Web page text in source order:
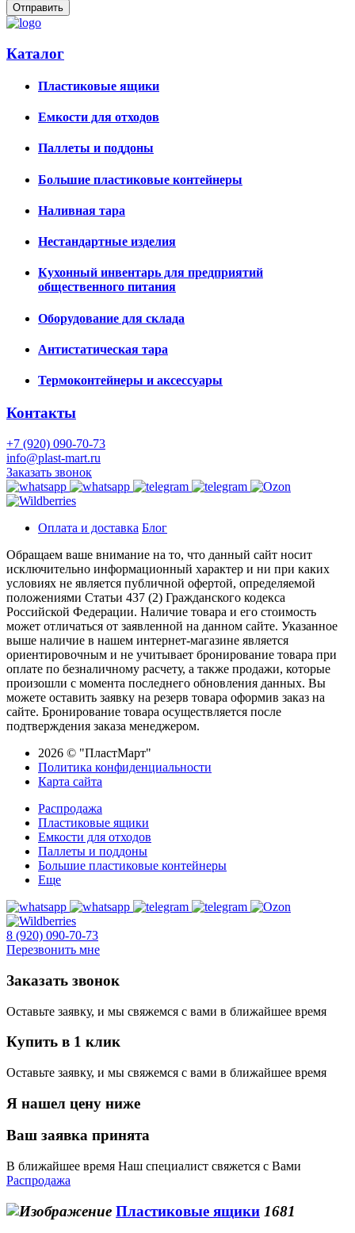
Каталог
Пластиковые ящики
Емкости для отходов
Паллеты и поддоны
Большие пластиковые контейнеры
Наливная тара
Нестандартные изделия
Кухонный инвентарь для предприятий
общественного питания
Оборудование для склада
Антистатическая тара
Термоконтейнеры и аксессуары
Контакты
+7 (920) 090-70-73
info@plast-mart.ru
Заказать звонок
Оплата и доставка Блог
Обращаем ваше внимание на то, что данный сайт носит
исключительно информационный характер и ни при каких
условиях не является публичной офертой, определяемой
положениями Статьи 437 (2) Гражданского кодекса
Российской Федерации. Наличие товара и его стоимость
может отличаться от заявленной на данном сайте. Указанное
выше наличие в нашем интернет-магазине является
ориентировочным и не учитывает бронирование товара при
оплате по безналичному расчету, а также продажи, которые
произошли с момента последнего обновления данных. Вы
можете оставить заявку на резерв товара оформив заказ на
сайте. Бронирование товара осуществляется после
подтверждения заказа менеджером.
2026 © "ПластМарт"
Политика конфиденциальности
Карта сайта
Распродажа
Пластиковые ящики
Емкости для отходов
Паллеты и поддоны
Большие пластиковые контейнеры
Еще
8 (920) 090-70-73
Перезвонить мне
Заказать звонок
Оставьте заявку, и мы свяжемся с вами в ближайшее время
Купить в 1 клик
Оставьте заявку, и мы свяжемся с вами в ближайшее время
Я нашел цену ниже
Ваш заявка принята
В ближайшее время Наш специалист свяжется с Вами
Распродажа
Пластиковые ящики 1681